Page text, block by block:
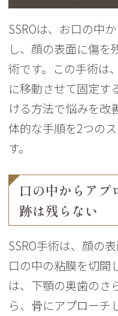
SSROは、お口の中
し、顔の表面に傷を
術です。この手術は
に移動させて固定す
ける方法で悩みを改
体的な手順を2つの
す。
口の中からアプ
跡は残らない
SSRO手術は、顔の
口の中の粘膜を切開
は、下顎の奥歯のさ
ら、骨にアプローチ